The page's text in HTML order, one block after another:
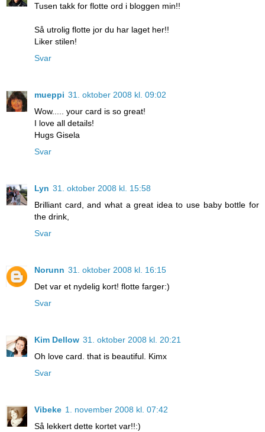
Tusen takk for flotte ord i bloggen min!!
Så utrolig flotte jor du har laget her!!
Liker stilen!
Svar
mueppi 31. oktober 2008 kl. 09:02
Wow..... your card is so great!
I love all details!
Hugs Gisela
Svar
Lyn 31. oktober 2008 kl. 15:58
Brilliant card, and what a great idea to use baby bottle for
the drink,
Svar
Norunn 31. oktober 2008 kl. 16:15
Det var et nydelig kort! flotte farger:)
Svar
Kim Dellow 31. oktober 2008 kl. 20:21
Oh love card. that is beautiful. Kimx
Svar
Vibeke 1. november 2008 kl. 07:42
Så lekkert dette kortet var!!:)